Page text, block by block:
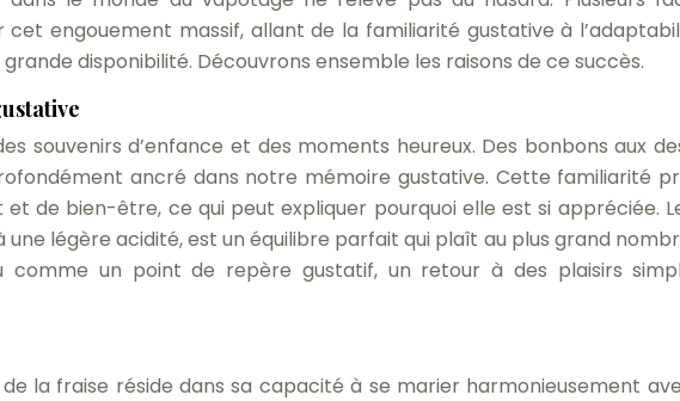
engouement massif, allant de la familiarité gustative à
disponibilité. Découvrons ensemble les raisons de ce succès.
souvenirs d’enfance et des moments heureux. Des bonbons aux
ancré dans notre mémoire gustative. Cette familiarité
de bien-être, ce qui peut expliquer pourquoi elle est si appréciée.
une légère acidité, est un équilibre parfait qui plaît au plus grand
comme un point de repère gustatif, un retour à des plaisirs
de la fraise réside dans sa capacité à se marier harmonieusement